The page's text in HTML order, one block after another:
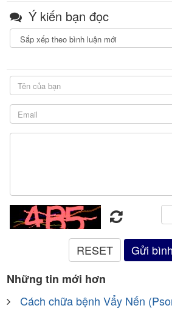
Ý kiến bạn đọc
Những tin mới hơn
Cách chữa bệnh Vẩy Nến